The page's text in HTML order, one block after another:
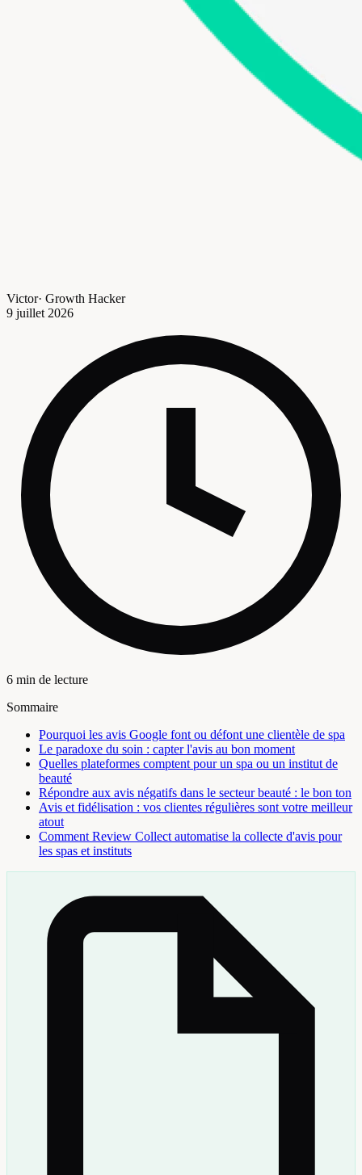
Victor· Growth Hacker
9 juillet 2026
6 min de lecture
Sommaire
Pourquoi les avis Google font ou défont une clientèle de spa
Le paradoxe du soin : capter l'avis au bon moment
Quelles plateformes comptent pour un spa ou un institut de
beauté
Répondre aux avis négatifs dans le secteur beauté : le bon ton
Avis et fidélisation : vos clientes régulières sont votre meilleur
atout
Comment Review Collect automatise la collecte d'avis pour
les spas et instituts